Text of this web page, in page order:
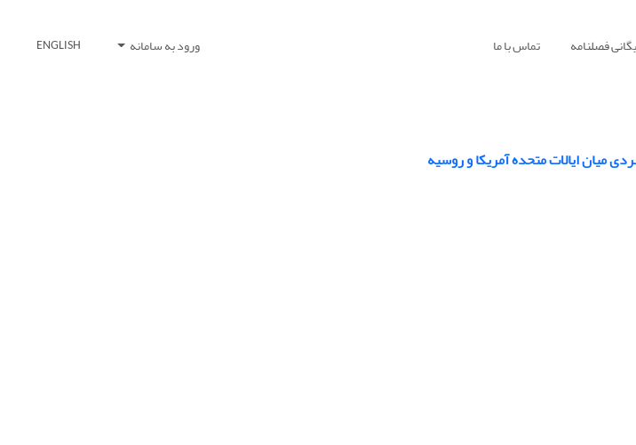
فصلنامه تماس با ما ورود به سامانه ENGLISH
میان ایالات متحده آمریکا و روسیه